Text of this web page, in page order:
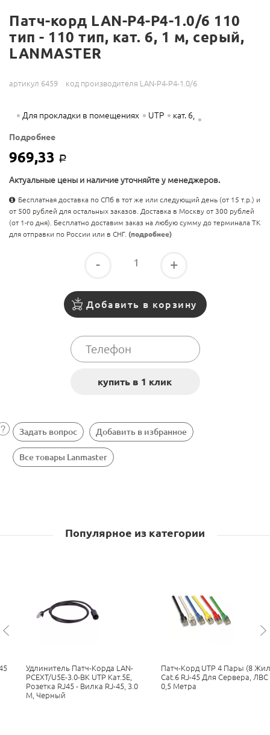
Патч-корд LAN-P4-P4-1.0/6 110
тип - 110 тип, кат. 6, 1 м, серый,
LANMASTER
артикул 6459 код производителя LAN-P4-P4-1.0/6
Для прокладки в помещениях UTP кат. 6,
Подробнее
969,33 Р
Актуальные цены и наличие уточняйте у менеджеров.
Бесплатная доставка по СПб в тот же или следующий день (от 15 т.р.) и
от 500 рублей для остальных заказов. Доставка в Москву от 300 рублей
(от 1-го дня). Бесплатно доставим заказ на любую сумму до терминала ТК
для отправки по России или в СНГ. (подробнее)
- +
Добавить в корзину
Задать вопрос Добавить в избранное
Все товары Lanmaster
Популярное из категории
Удлинитель Патч-Корда LAN-
PCEXT/U5E-3.0-BK UTP Кат.5E,
Розетка RJ45 - Вилка RJ-45, 3.0
М, Черный
Патч-Корд UTP 4 Пары (8
Cat.6 RJ-45 Для Сервера, ЛВС
0,5 Метра